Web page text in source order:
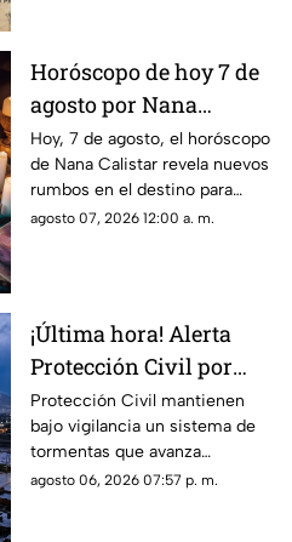
Horóscopo de hoy 7 de
agosto por Nana
Calistar: Este será tu
mejor beneficio
Hoy, 7 de agosto, el horóscopo
de Nana Calistar revela nuevos
rumbos en el destino para
estos signos
agosto 07, 2026 12:00 a. m.
¡Última hora! Alerta
Protección Civil por
tormenta que se acerca
a Ciudad Juárez y El
Paso: piden extremar
precauciones
Protección Civil mantienen
bajo vigilancia un sistema de
tormentas que avanza
lentamente hacia el suroeste y
agosto 06, 2026 07:57 p. m.